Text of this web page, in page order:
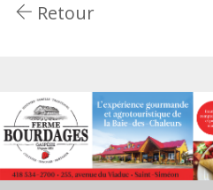
Retour